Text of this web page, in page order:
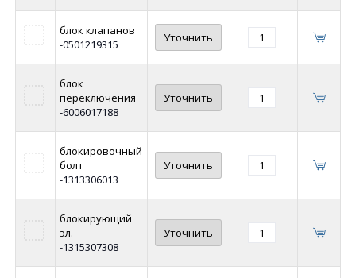
блок клапанов
-0501219315
Уточнить
блок
переключения
-6006017188
Уточнить
блокировочный
болт
-1313306013
Уточнить
блокирующий
эл.
-1315307308
Уточнить